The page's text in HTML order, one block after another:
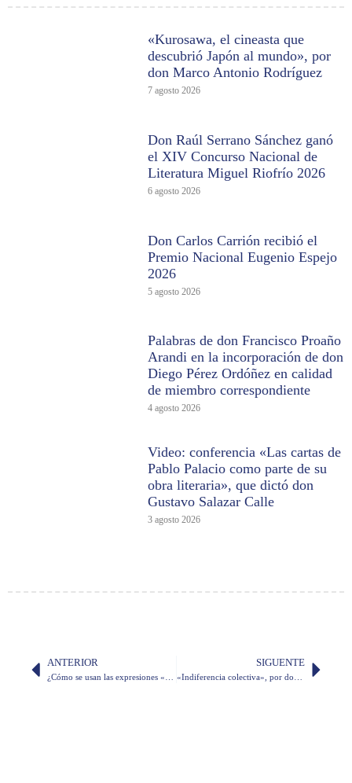
«Kurosawa, el cineasta que
descubrió Japón al mundo», por
don Marco Antonio Rodríguez
7 agosto 2026
Don Raúl Serrano Sánchez ganó
el XIV Concurso Nacional de
Literatura Miguel Riofrío 2026
6 agosto 2026
Don Carlos Carrión recibió el
Premio Nacional Eugenio Espejo
2026
5 agosto 2026
Palabras de don Francisco Proaño
Arandi en la incorporación de don
Diego Pérez Ordóñez en calidad
de miembro correspondiente
4 agosto 2026
Video: conferencia «Las cartas de
Pablo Palacio como parte de su
obra literaria», que dictó don
Gustavo Salazar Calle
3 agosto 2026
ANTERIOR SIGUENTE